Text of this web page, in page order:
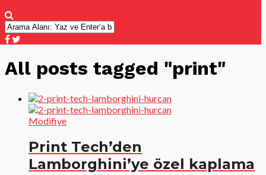
All posts tagged "print"
Modifiye
Print Tech’den
Lamborghini’ye özel kaplama